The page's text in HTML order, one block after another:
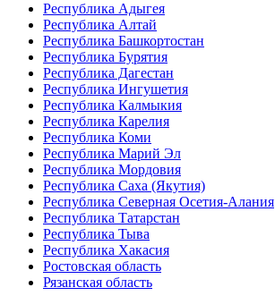
Республика Адыгея
Республика Алтай
Республика Башкортостан
Республика Бурятия
Республика Дагестан
Республика Ингушетия
Республика Калмыкия
Республика Карелия
Республика Коми
Республика Марий Эл
Республика Мордовия
Республика Саха (Якутия)
Республика Северная Осетия-Алания
Республика Татарстан
Республика Тыва
Республика Хакасия
Ростовская область
Рязанская область